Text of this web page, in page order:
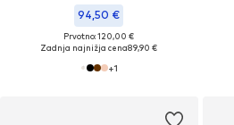
94,50 €
Prvotno: 120,00 €
Zadnja najnižja cena89,90 €
+1